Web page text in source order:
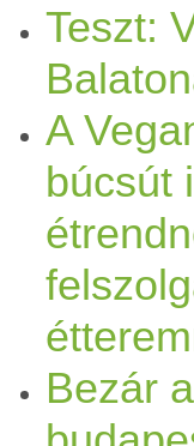
Teszt:
A
búcsút
Bezár